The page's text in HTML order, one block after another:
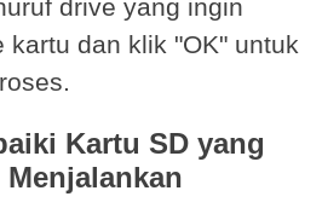
drive yang ingin
kartu dan klik "OK" untuk
Kartu SD yang